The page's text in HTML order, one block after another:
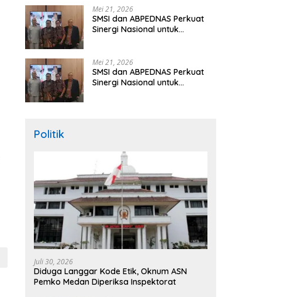
Mei 21, 2026
SMSI dan ABPEDNAS Perkuat
Sinergi Nasional untuk
Mei 21, 2026
SMSI dan ABPEDNAS Perkuat
Sinergi Nasional untuk
Politik
Juli 30, 2026
Diduga Langgar Kode Etik, Oknum ASN
Pemko Medan Diperiksa Inspektorat